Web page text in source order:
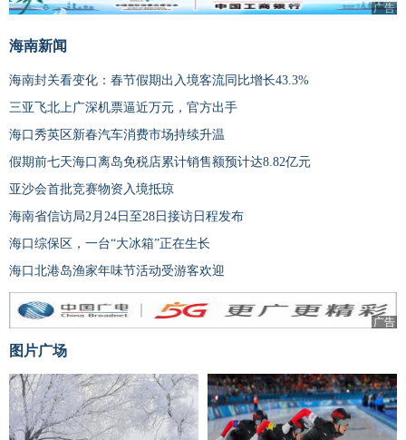
广告
海南新闻
海南封关看变化：春节假期出入境客流同比增长43.3%
三亚飞北上广深机票逼近万元，官方出手
海口秀英区新春汽车消费市场持续升温
假期前七天海口离岛免税店累计销售额预计达8.82亿元
亚沙会首批竞赛物资入境抵琼
海南省信访局2月24日至28日接访日程发布
海口综保区，一台“大冰箱”正在生长
海口北港岛渔家年味节活动受游客欢迎
广告
图片广场